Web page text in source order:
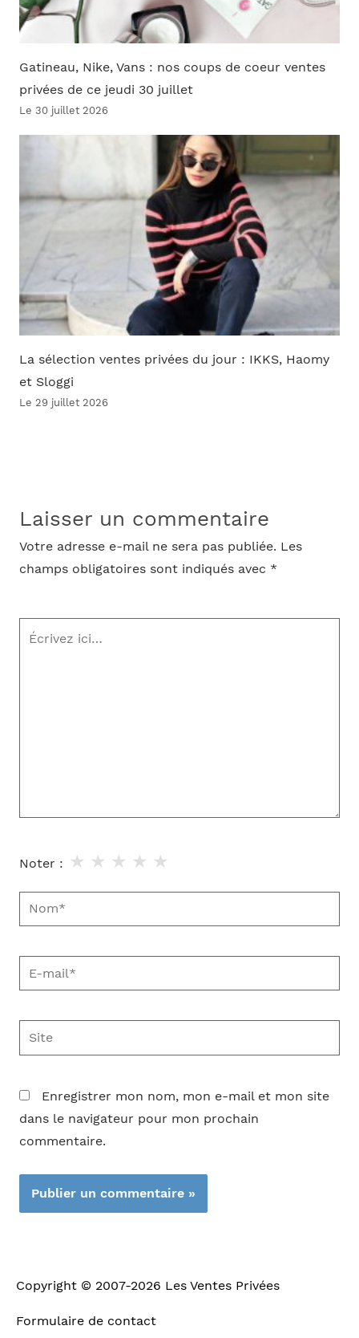
Gatineau, Nike, Vans : nos coups de coeur ventes
privées de ce jeudi 30 juillet
Le 30 juillet 2026
La sélection ventes privées du jour : IKKS, Haomy
et Sloggi
Le 29 juillet 2026
Laisser un commentaire
Votre adresse e-mail ne sera pas publiée. Les
champs obligatoires sont indiqués avec *
Écrivez
Noter : ★
★
★
★
★
Nom*
E-
mail*
Site
Enregistrer mon nom, mon e-mail et mon site
dans le navigateur pour mon prochain
commentaire.
Copyright © 2007-2026 Les Ventes Privées
Formulaire de contact